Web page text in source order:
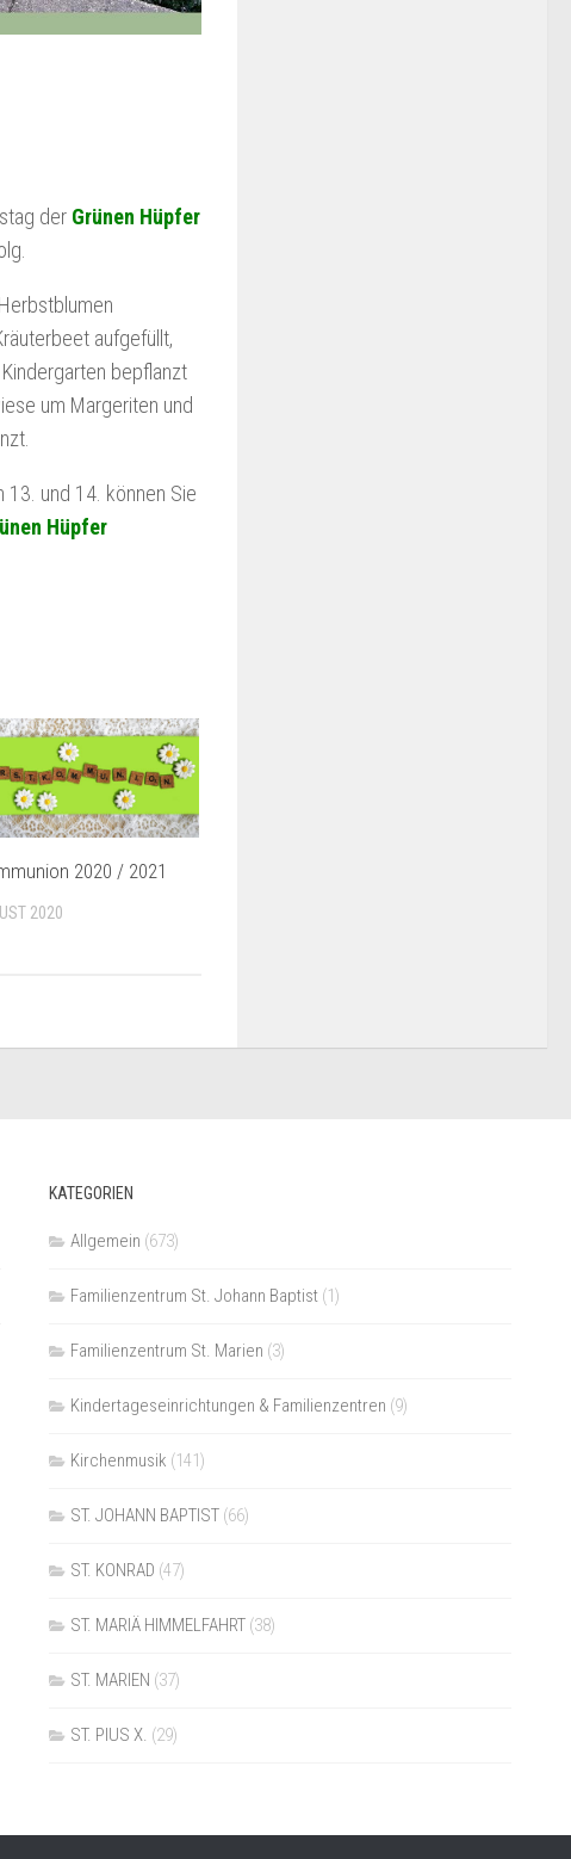
der Grünen Hüpfer
aufgefüllt,
bepflanzt
um Margeriten und
13. und 14. können Sie
Hüpfer
2020 / 2021
2020
KATEGORIEN
Allgemein (673)
Familienzentrum St. Johann Baptist(1)
Familienzentrum St. Marien (3)
Kindertageseinrichtungen & Familienzentren (9)
Kirchenmusik (141)
ST. JOHANN BAPTIST(66)
ST. KONRAD (47)
ST. MARIÄ HIMMELFAHRT(38)
ST. MARIEN (37)
ST. PIUS X. (29)